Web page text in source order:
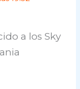
a los Sky